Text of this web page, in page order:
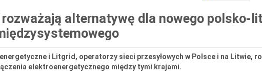
rozważają alternatywę dla nowego polsko-
i Litgrid, operatorzy sieci przesyłowych w Polsce i na Litwie,
elektroenergetycznego między tymi krajami.